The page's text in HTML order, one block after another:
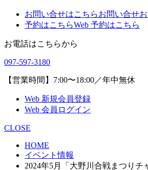
お問い合せはこちらお問い合せ
予約はこちらWeb 予約はこちら
お電話はこちらから
097-597-3180
【営業時間】7:00〜18:00／年中無休
Web 新規会員登録
Web 会員ログイン
CLOSE
HOME
イベント情報
2024年5月「大野川合戦まつりチ